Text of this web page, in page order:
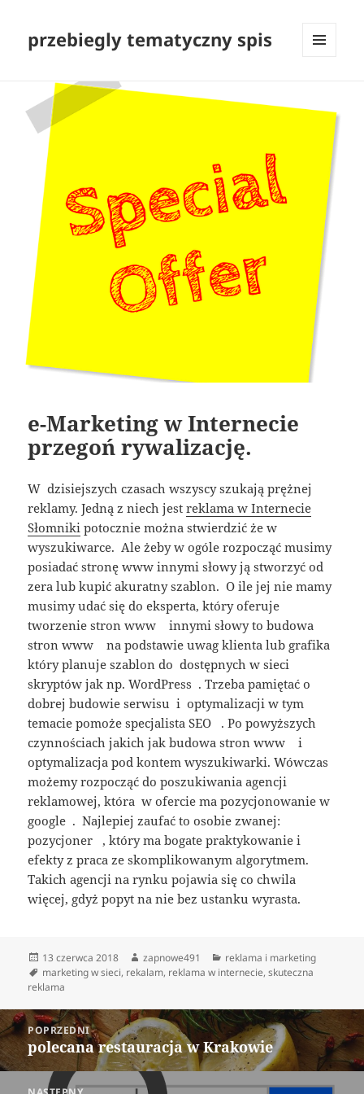
przebiegly tematyczny spis
e-Marketing w Internecie
przegoń rywalizację.
W dzisiejszych czasach wszyscy szukają prężnej
reklamy. Jedną z niech jestreklama w Internecie
Słomniki potocznie można stwierdzić że w
wyszukiwarce. Ale żeby w ogóle rozpocząć musimy
posiadać stronę www innymi słowy ją stworzyć od
zera lub kupić akuratny szablon. O ile jej nie mamy
musimy udać się do eksperta, który oferuje
tworzenie stron www innymi słowy to budowa
stron www na podstawie uwag klienta lub grafika
który planuje szablon do dostępnych w sieci
skryptów jak np. WordPress . Trzeba pamiętać o
dobrej budowie serwisu i optymalizacji w tym
temacie pomoże specjalista SEO . Po powyższych
czynnościach jakich jak budowa stron www i
optymalizacja pod kontem wyszukiwarki. Wówczas
możemy rozpocząć do poszukiwania agencji
reklamowej, która w ofercie ma pozycjonowanie w
google . Najlepiej zaufać to osobie zwanej:
pozycjoner , który ma bogate praktykowanie i
efekty z praca ze skomplikowanym algorytmem.
Takich agencji na rynku pojawia się co chwila
więcej, gdyż popyt na nie bez ustanku wyrasta.
Data
publikacji
13 czerwca 2018 Autor
zapnowe491 Kategorie
reklama i marketing
Tagi
marketing w sieci, rekalam, reklama w internecie,skuteczna
reklama
Nawigacja
wpisuPOPRZEDNI
Poprzedni
wpis:
polecana restauracja w Krakowie